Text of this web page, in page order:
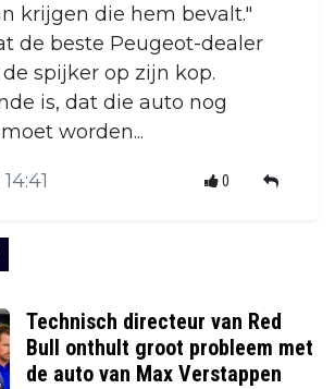
krijgen die hem bevalt."
de beste Peugeot-dealer
spijker op zijn kop.
is, dat die auto nog
worden...
0
Technisch directeur van Red
Bull onthult groot probleem met
de auto van Max Verstappen